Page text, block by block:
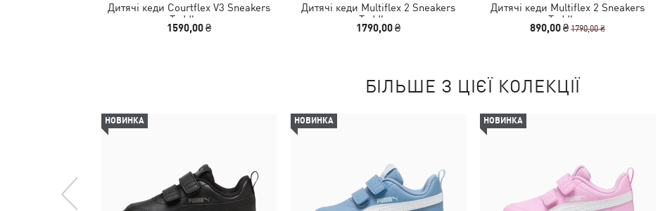
Дитячі кеди Courtflex V3 Sneakers
Toddlers
1590,00 ₴
Дитячі кеди Multiflex 2 Sneakers
Toddlers
1790,00 ₴
Дитячі кеди Multiflex 2 Sneakers
Toddlers
890,00 ₴1790,00 ₴
БІЛЬШЕ З ЦІЄЇ КОЛЕКЦІЇ
НОВИНКА НОВИНКА НОВИНКА